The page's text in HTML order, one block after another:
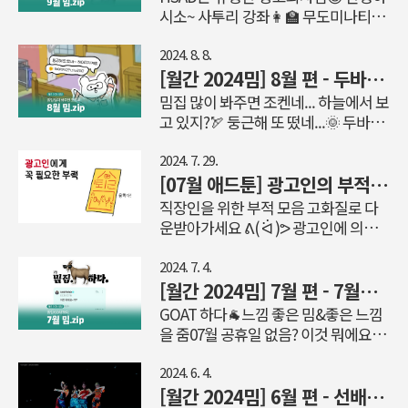
수 있어요. 누군가를 부러워하는 것을
있어요! 바로 '피크민 블룸(Pikmin
Bloom)'이에요. 과거 유행했던 '포켓
몬고'와 비슷한 유형의 게임인데요. 본
래 닌텐도에 '피크민(Pikmin)'이라는
이름으로 출시된 게임인데, 해당 피크
민 시리즈의 증강현실 버전으로 국내에
는 지난 21..
'흑백요리사'. 흑백요리사는 명망 높은
20인의 셰프들을 '백수저', 백수저 외의
80인의 셰프들을 '흑수저'라 칭하며, 두
개의 계급으로 나누어 흑수저vs백수저
로 진행하는 요리 서바이벌이에요. 특
히 백수저에는 백종원, 안성재와 함께
심사위원으로 등장해도 놀랍지 않은 실
력을 가진 셰프들 등장해 화제가 됐는
데요. 흑백요리사: 요리 계급 전쟁 | 공
식 티저 예고편 | 넷플릭스 / 출처:
Netflix Korea 넷플릭스 코리아 유튜
브 첫 번째 라운드에서 80인의 흑수저 ..
시소~ 사투리 강좌👩‍🏫 무도미나티
고 첫눈에 반했습니다🦢 HSAD는 유명
한 광고회사임😎 유튜버 침착맨의 '아
무거나 광고해드립니다' 영상에서 나
온 말이 화제예요. '저커버그는 진짜 유
명한 렙틸리언임'이라는 말인데요. 현
재는 'OOO은 진짜 유명한 ㅁㅁㅁ임'으
로, OOO에 사람/사물/음식 등의 이름
을 ㅁㅁㅁ에는 OOO을 꾸며줄 수 있는
단어를 넣어서 사용해요. 사람, 음식,
사물 등에 자유롭게 사용할 수 있으며,
나온 뉘앙스와는 조금 다른, 주로 긍정
적인 의미를 담아 사용하는 사람이 많
아요. 긍정적인 의미를 담고 있는 만큼,
주접밈으로 사용하는 걸 쉽게 찾아볼
2024. 8. 8.
[월간 2024밈] 8월 편 - 두바이 초콜릿 살 수 있으면 조켄네...
밈집 많이 봐주면 조켄네... 하늘에서 보
고 있지?🏹 둥근해 또 떴네...🌞 두바이
니백 보부상👜💄 인간실격? 인간합격!
😉 밈집 많이 봐주면 조켄네... 그룹
NCT WISH(엔시티 위시)의 멤버 유우
시의 말투가 아이돌 팬덤 사이에서 화
제예요. 일본인 멤버 유우시가 방송에
서 '자기 파트 때 불렀으면 조켄네'라는
말을 한 영상이 팬들 사이에서 '유우시
말투'라는 말과 함께 유행했는데요. 팬
들 사이에서 입소문을 타며 현재는 타
팬들도 유우시 말투를 함께 즐기고 있
어요. NCT WISH 유우시 자기파트때
불렀으면조켄네 1시간 / 출처: 유우시
이케멘 유튜브 그리고 X에서는 유우시
2024. 7. 29.
[07월 애드툰] 광고인의 부적 모음 다운로드
직장인을 위한 부적 모음 고화질로 다
운받아가세요 ᕕ( ᐛ )ᕗ 광고인에 의한,
적. 천만 광고인의 바람을 가득 담은그
들의 소원이 이루어지길...🙏 여름휴가
간 사이에 프로젝트 끝나있는 부적 촬
영 시간 딜레이 안되는 부적 아이디어
가 샘솟는 부적 화장실 갔을 때 업무 전
화 안 오는 부적 한 방에 컨펌 나는 부
적 점심 먹고 와도 땀 안나기 부적 안
2024. 7. 4.
[월간 2024밈] 7월 편 - 7월에 공휴일 없음? 이것 뭐에요~???
GOAT 하다🐐느낌 좋은 밈&좋은 느낌
을 줌07월 공휴일 없음? 이것 뭐에요
라 미숙하다고? GOAT 하다🐐
Greatest Of All Time의 줄임말
2024. 6. 4.
[월간 2024밈] 6월 편 - 선배 탕후루 사주실 수수수수퍼노바